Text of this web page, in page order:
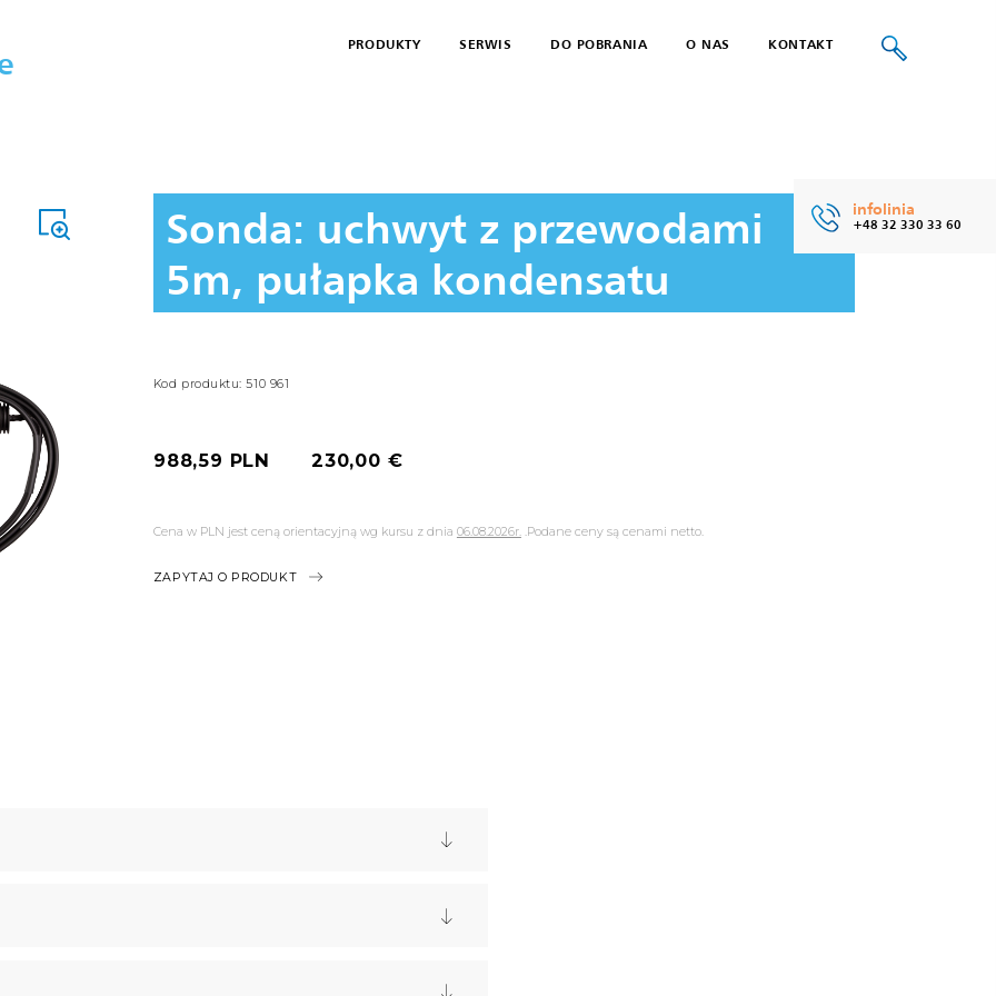
infolinia
+48 32 330 33 60
PRODUKTY SERWIS DO POBRANIA O NAS KONTAKT
Sonda: uchwyt z przewodami
5m, pułapka kondensatu
Kod produktu: 510 961
988,59 PLN 230,00 €
Cena w PLN jest ceną orientacyjną wg kursu z dnia 06.08.2026r..Podane ceny są cenami netto.
ZAPYTAJ O PRODUKT